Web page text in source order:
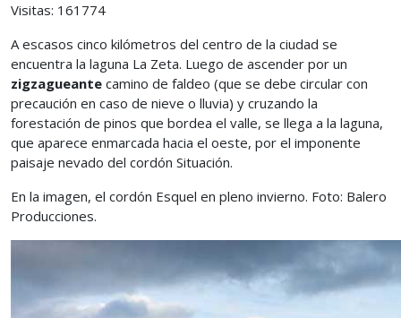
Visitas: 161774
A escasos cinco kilómetros del centro de la ciudad se
encuentra la laguna La Zeta. Luego de ascender por un
zigzagueante camino de faldeo (que se debe circular con
precaución en caso de nieve o lluvia) y cruzando la
forestación de pinos que bordea el valle, se llega a la laguna,
que aparece enmarcada hacia el oeste, por el imponente
paisaje nevado del cordón Situación.
En la imagen, el cordón Esquel en pleno invierno. Foto: Balero
Producciones.